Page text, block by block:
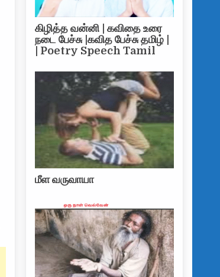
கிழித்த வன்னி | கவிதை உரை
நடை பேச்சு |கவித பேச்சு தமிழ் |
| Poetry Speech Tamil
மீள வருவாயா